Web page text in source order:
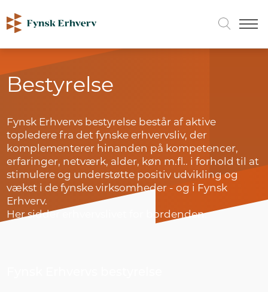
Bestyrelse
Fynsk Erhvervs bestyrelse består af aktive
topledere fra det fynske erhvervsliv, der
komplementerer hinanden på kompetencer,
erfaringer, netværk, alder, køn m.fl.. i forhold til at
stimulere og understøtte positiv udvikling og
vækst i de fynske virksomheder - og i Fynsk
Erhverv.
Her sidder erhvervslivet for bordenden.